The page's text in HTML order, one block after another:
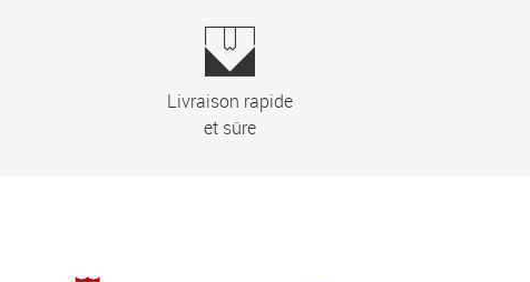
Livraison rapide
et sûre